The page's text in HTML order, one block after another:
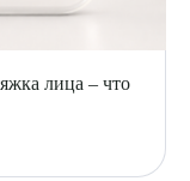
лица – что